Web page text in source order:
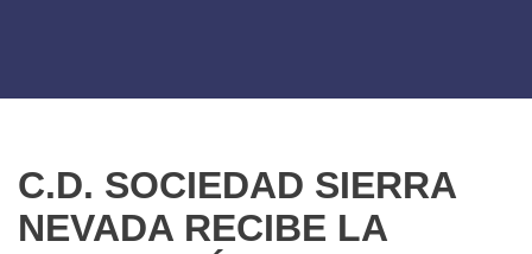
C.D. SOCIEDAD SIERRA
NEVADA RECIBE LA